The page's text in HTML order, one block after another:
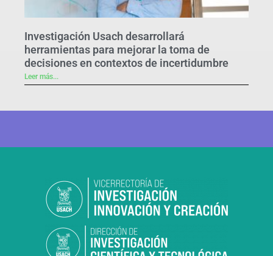
Investigación Usach desarrollará
herramientas para mejorar la toma de
decisiones en contextos de incertidumbre
Leer más...